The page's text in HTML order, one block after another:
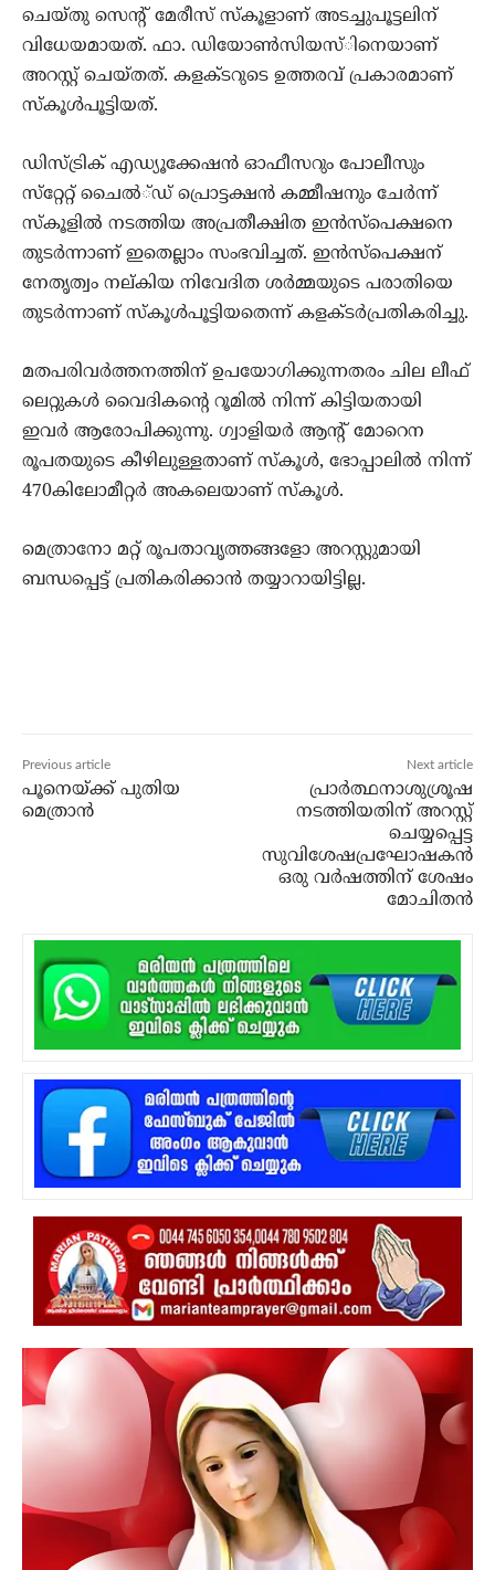
ചെയ്തു സെന്റ് മേരീസ് സ്‌കൂളാണ് അടച്ചുപൂട്ടലിന്
വിധേയമായത്. ഫാ. ഡിയോണ്‍സിയസ്ിനെയാണ്
അറസ്റ്റ് ചെയ്തത്. കളക്ടറുടെ ഉത്തരവ് പ്രകാരമാണ്
സ്‌കൂള്‍പൂട്ടിയത്.
ഡിസ്ട്രിക് എഡ്യൂക്കേഷന്‍ ഓഫീസറും പോലീസും
സ്‌റ്റേറ്റ് ചൈല്‍്ഡ് പ്രൊട്ടക്ഷന്‍ കമ്മീഷനും ചേര്‍ന്ന്
സ്‌കൂളില്‍ നടത്തിയ അപ്രതീക്ഷിത ഇന്‍സ്‌പെക്ഷനെ
തുടര്‍ന്നാണ് ഇതെല്ലാം സംഭവിച്ചത്. ഇന്‍സ്‌പെക്ഷന്
നേതൃത്വം നല്കിയ നിവേദിത ശര്‍മ്മയുടെ പരാതിയെ
തുടര്‍ന്നാണ് സ്‌കൂള്‍പൂട്ടിയതെന്ന് കളക്ടര്‍പ്രതികരിച്ചു.
മതപരിവര്‍ത്തനത്തിന് ഉപയോഗിക്കുന്നതരം ചില ലീഫ്
ലെറ്റുകള്‍ വൈദികന്റെ റൂമില്‍ നിന്ന് കിട്ടിയതായി
ഇവര്‍ ആരോപിക്കുന്നു. ഗ്വാളിയര്‍ ആന്റ് മോറെന
രൂപതയുടെ കീഴിലുള്ളതാണ് സ്‌കൂള്‍, ഭോപ്പാലില്‍ നിന്ന്
470കിലോമീറ്റര്‍ അകലെയാണ് സ്‌കൂള്‍.
മെത്രാനോ മറ്റ് രൂപതാവൃത്തങ്ങളോ അറസ്റ്റുമായി
ബന്ധപ്പെട്ട് പ്രതികരിക്കാന്‍ തയ്യാറായിട്ടില്ല.
Previous article
പൂനെയ്ക്ക് പുതിയ
മെത്രാന്‍
Next article
പ്രാര്‍ത്ഥനാശുശ്രൂഷ
നടത്തിയതിന് അറസ്റ്റ്
ചെയ്യപ്പെട്ട
സുവിശേഷപ്രഘോഷകന്‍
ഒരു വര്‍ഷത്തിന് ശേഷം
മോചിതന്‍